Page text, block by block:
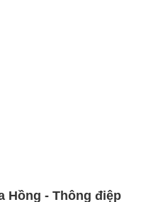
Hồng - Thông điệp